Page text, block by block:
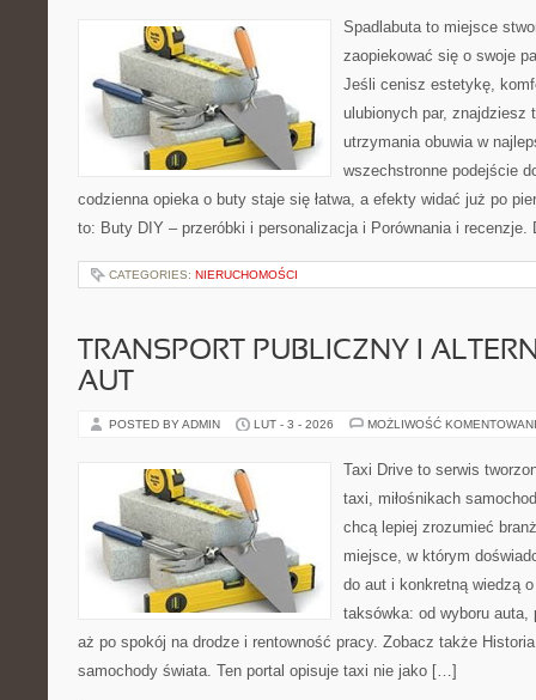
Spadlabuta to miejsce
zaopiekować się o swoje
Jeśli cenisz estetykę,
ulubionych par, znajdziesz
utrzymania obuwia w
wszechstronne podejście
codzienna opieka o buty staje się łatwa, a efekty widać już po
to: Buty DIY – przeróbki i personalizacja i Porównania i
CATEGORIES: NIERUCHOMOŚCI
TRANSPORT PUBLICZNY I
AUT
POSTED BY ADMIN LUT - 3 - 2026 MOŻLIWOŚĆ
Taxi Drive to serwis
taxi, miłośnikach
chcą lepiej zrozumieć
miejsce, w którym
do aut i konkretną wiedzą
taksówka: od wyboru
aż po spokój na drodze i rentowność pracy. Zobacz także
samochody świata. Ten portal opisuje taxi nie jako […]